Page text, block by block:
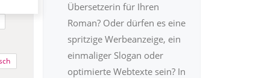
Übersetzerin für Ihren
Roman? Oder dürfen es eine
spritzige Werbeanzeige, ein
einmaliger Slogan oder
optimierte Webtexte sein? In